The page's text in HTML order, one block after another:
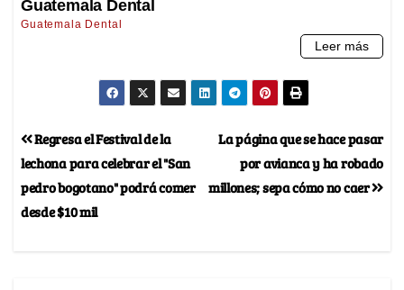
La página que se hace pasar
por avianca y ha robado
millones; sepa cómo no caer
Regresa el Festival de la
lechona para celebrar el "San
pedro bogotano" podrá comer
desde $10 mil